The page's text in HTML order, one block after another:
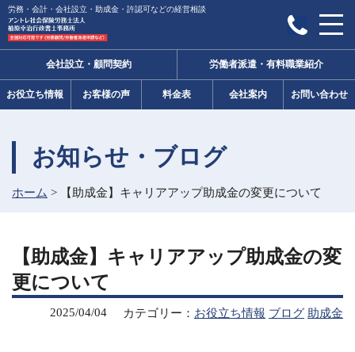
労務・会計・会社設立・助成金・許認可などの経営相談
会社設立・顧問契約 労働者派遣・有料職業紹介
お役立ち情報 お客様の声 料金表 会社案内 お問い合わせ
お知らせ・ブログ
ホーム > 【助成金】キャリアアップ助成金の変更について
【助成金】キャリアアップ助成金の変
更について
カテゴリー： お役立ち情報 ブログ 助成金
2025/04/04